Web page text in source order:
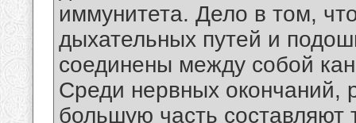
иммунитета. Дело в том,
дыхательных путей и
соединены между собой
Среди нервных окончаний,
большую часть